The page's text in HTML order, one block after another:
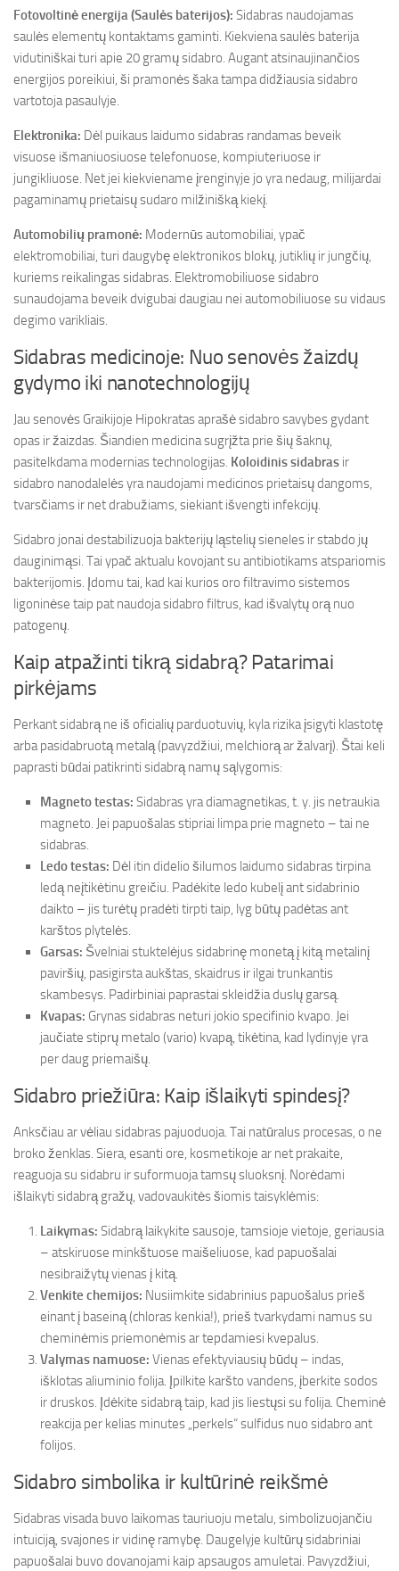
Fotovoltinė energija (Saulės baterijos): Sidabras naudojamas
saulės elementų kontaktams gaminti. Kiekviena saulės baterija
vidutiniškai turi apie 20 gramų sidabro. Augant atsinaujinančios
energijos poreikiui, ši pramonės šaka tampa didžiausia sidabro
vartotoja pasaulyje.
Elektronika: Dėl puikaus laidumo sidabras randamas beveik
visuose išmaniuosiuose telefonuose, kompiuteriuose ir
jungikliuose. Net jei kiekviename įrenginyje jo yra nedaug, milijardai
pagaminamų prietaisų sudaro milžinišką kiekį.
Automobilių pramonė: Modernūs automobiliai, ypač
elektromobiliai, turi daugybę elektronikos blokų, jutiklių ir jungčių,
kuriems reikalingas sidabras. Elektromobiliuose sidabro
sunaudojama beveik dvigubai daugiau nei automobiliuose su vidaus
degimo varikliais.
Sidabras medicinoje: Nuo senovės žaizdų
gydymo iki nanotechnologijų
Jau senovės Graikijoje Hipokratas aprašė sidabro savybes gydant
opas ir žaizdas. Šiandien medicina sugrįžta prie šių šaknų,
pasitelkdama modernias technologijas. Koloidinis sidabras ir
sidabro nanodalelės yra naudojami medicinos prietaisų dangoms,
tvarsčiams ir net drabužiams, siekiant išvengti infekcijų.
Sidabro jonai destabilizuoja bakterijų ląstelių sieneles ir stabdo jų
dauginimąsi. Tai ypač aktualu kovojant su antibiotikams atspariomis
bakterijomis. Įdomu tai, kad kai kurios oro filtravimo sistemos
ligoninėse taip pat naudoja sidabro filtrus, kad išvalytų orą nuo
patogenų.
Kaip atpažinti tikrą sidabrą? Patarimai
pirkėjams
Perkant sidabrą ne iš oficialių parduotuvių, kyla rizika įsigyti klastotę
arba pasidabruotą metalą (pavyzdžiui, melchiorą ar žalvarį). Štai keli
paprasti būdai patikrinti sidabrą namų sąlygomis:
Magneto testas: Sidabras yra diamagnetikas, t. y. jis netraukia
magneto. Jei papuošalas stipriai limpa prie magneto – tai ne
sidabras.
Ledo testas: Dėl itin didelio šilumos laidumo sidabras tirpina
ledą neįtikėtinu greičiu. Padėkite ledo kubelį ant sidabrinio
daikto – jis turėtų pradėti tirpti taip, lyg būtų padėtas ant
karštos plytelės.
Garsas: Švelniai stuktelėjus sidabrinę monetą į kitą metalinį
paviršių, pasigirsta aukštas, skaidrus ir ilgai trunkantis
skambesys. Padirbiniai paprastai skleidžia duslų garsą.
Kvapas: Grynas sidabras neturi jokio specifinio kvapo. Jei
jaučiate stiprų metalo (vario) kvapą, tikėtina, kad lydinyje yra
per daug priemaišų.
Sidabro priežiūra: Kaip išlaikyti spindesį?
Anksčiau ar vėliau sidabras pajuoduoja. Tai natūralus procesas, o ne
broko ženklas. Siera, esanti ore, kosmetikoje ar net prakaite,
reaguoja su sidabru ir suformuoja tamsų sluoksnį. Norėdami
išlaikyti sidabrą gražų, vadovaukitės šiomis taisyklėmis:
Laikymas: Sidabrą laikykite sausoje, tamsioje vietoje, geriausia
– atskiruose minkštuose maišeliuose, kad papuošalai
nesibraižytų vienas į kitą.
Venkite chemijos: Nusiimkite sidabrinius papuošalus prieš
einant į baseiną (chloras kenkia!), prieš tvarkydami namus su
cheminėmis priemonėmis ar tepdamiesi kvepalus.
Valymas namuose: Vienas efektyviausių būdų – indas,
išklotas aliuminio folija. Įpilkite karšto vandens, įberkite sodos
ir druskos. Įdėkite sidabrą taip, kad jis liestųsi su folija. Cheminė
reakcija per kelias minutes „perkels“ sulfidus nuo sidabro ant
folijos.
Sidabro simbolika ir kultūrinė reikšmė
Sidabras visada buvo laikomas tauriuoju metalu, simbolizuojančiu
intuiciją, svajones ir vidinę ramybę. Daugelyje kultūrų sidabriniai
papuošalai buvo dovanojami kaip apsaugos amuletai. Pavyzdžiui,